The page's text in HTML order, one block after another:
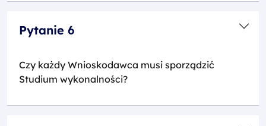
Pytanie 6
Czy każdy Wnioskodawca musi sporządzić
Studium wykonalności?